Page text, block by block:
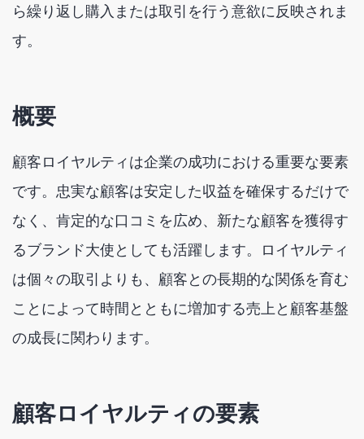
ら繰り返し購入または取引を行う意欲に反映されま
す。
概要
顧客ロイヤルティは企業の成功における重要な要素
です。忠実な顧客は安定した収益を確保するだけで
なく、肯定的な口コミを広め、新たな顧客を獲得す
るブランド大使としても活躍します。ロイヤルティ
は個々の取引よりも、顧客との長期的な関係を育む
ことによって時間とともに増加する売上と顧客基盤
の成長に関わります。
顧客ロイヤルティの要素